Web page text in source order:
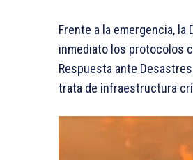
Frente a la emergencia,
inmediato los protocolos
Respuesta ante
trata de infraestructura